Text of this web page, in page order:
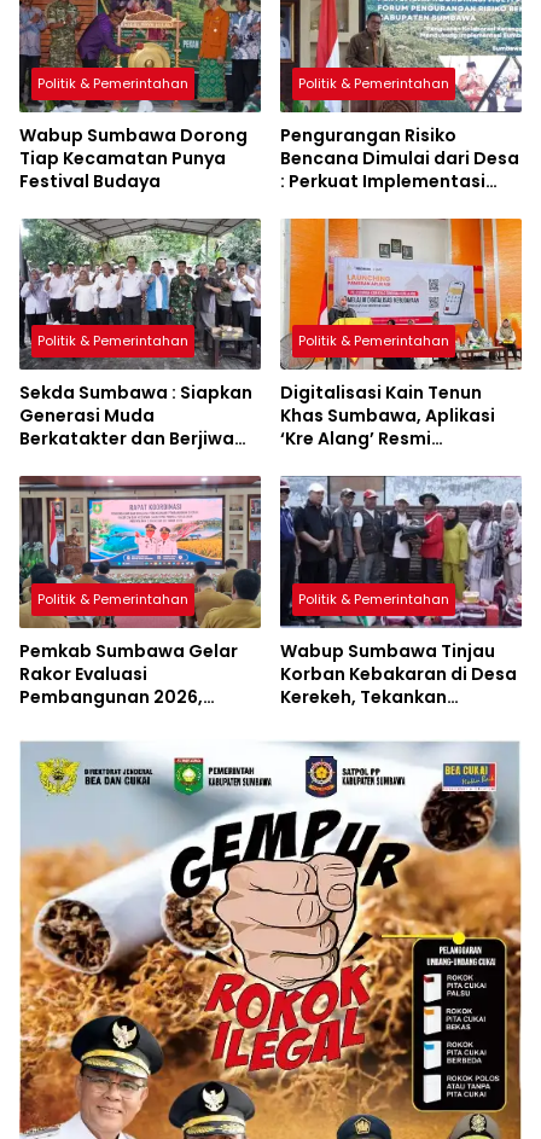
Politik & Pemerintahan
Wabup Sumbawa Dorong
Tiap Kecamatan Punya
Festival Budaya
Politik & Pemerintahan
Pengurangan Risiko
Bencana Dimulai dari Desa
: Perkuat Implementasi
Politik & Pemerintahan
Sekda Sumbawa : Siapkan
Generasi Muda
Berkatakter dan Berjiwa
Politik & Pemerintahan
Digitalisasi Kain Tenun
Khas Sumbawa, Aplikasi
‘Kre Alang’ Resmi
Politik & Pemerintahan
Pemkab Sumbawa Gelar
Rakor Evaluasi
Pembangunan 2026,
Perubahan Resmi
Diluncurkan
Politik & Pemerintahan
Wabup Sumbawa Tinjau
Korban Kebakaran di Desa
Kerekeh, Tekankan